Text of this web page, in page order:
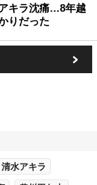
キラ沈痛…8年越
りだった
清水アキラ